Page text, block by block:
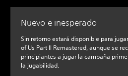
Nuevo e inesperado
Sin retorno estará disponible para
of Us Part II Remastered, aunque se
principiantes a jugar la campaña
la jugabilidad.